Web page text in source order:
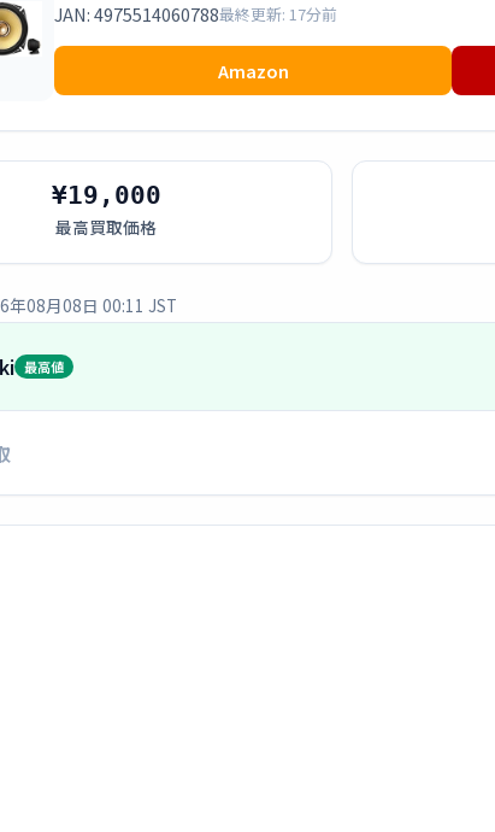
JAN: 4975514060788最終更新: 17分前
Amazon
¥19,000
最高買取価格
年08月08日 00:11 JST
最高値